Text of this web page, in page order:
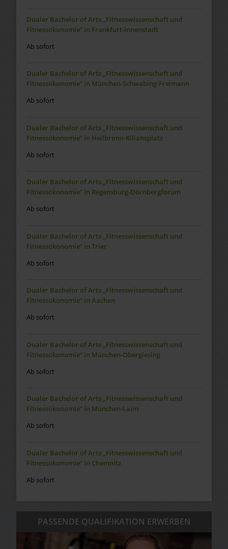
Dualer Bachelor of Arts „Fitnesswissenschaft und
Fitnessökonomie“ in Frankfurt-Innenstadt
Ab sofort
Dualer Bachelor of Arts „Fitnesswissenschaft und
Fitnessökonomie“ in München-Schwabing-Freimann
Ab sofort
Dualer Bachelor of Arts „Fitnesswissenschaft und
Fitnessökonomie“ in Heilbronn-Kiliansplatz
Ab sofort
Dualer Bachelor of Arts „Fitnesswissenschaft und
Fitnessökonomie“ in Regensburg-Dörnbergforum
Ab sofort
Dualer Bachelor of Arts „Fitnesswissenschaft und
Fitnessökonomie“ in Trier
Ab sofort
Dualer Bachelor of Arts „Fitnesswissenschaft und
Fitnessökonomie“ in Aachen
Ab sofort
Dualer Bachelor of Arts „Fitnesswissenschaft und
Fitnessökonomie“ in München-Obergiesing
Ab sofort
Dualer Bachelor of Arts „Fitnesswissenschaft und
Fitnessökonomie“ in München-Laim
Ab sofort
Dualer Bachelor of Arts „Fitnesswissenschaft und
Fitnessökonomie“ in Chemnitz
Ab sofort
PASSENDE QUALIFIKATION ERWERBEN